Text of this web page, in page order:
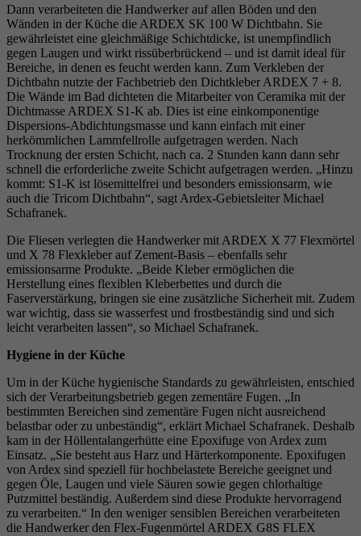
Dann verarbeiteten die Handwerker auf allen Böden und den
Wänden in der Küche die ARDEX SK 100 W Dichtbahn. Sie
gewährleistet eine gleichmäßige Schichtdicke, ist unempfindlich
gegen Laugen und wirkt rissüberbrückend – und ist damit ideal für
Bereiche, in denen es feucht werden kann. Zum Verkleben der
Dichtbahn nutzte der Fachbetrieb den Dichtkleber ARDEX 7 + 8.
Die Wände im Bad dichteten die Mitarbeiter von Ceramika mit der
Dichtmasse ARDEX S1-K ab. Dies ist eine einkomponentige
Dispersions-Abdichtungsmasse und kann einfach mit einer
herkömmlichen Lammfellrolle aufgetragen werden. Nach
Trocknung der ersten Schicht, nach ca. 2 Stunden kann dann sehr
schnell die erforderliche zweite Schicht aufgetragen werden. „Hinzu
kommt: S1-K ist lösemittelfrei und besonders emissionsarm, wie
auch die Tricom Dichtbahn“, sagt Ardex-Gebietsleiter Michael
Schafranek.
Die Fliesen verlegten die Handwerker mit ARDEX X 77 Flexmörtel
und X 78 Flexkleber auf Zement-Basis – ebenfalls sehr
emissionsarme Produkte. „Beide Kleber ermöglichen die
Herstellung eines flexiblen Kleberbettes und durch die
Faserverstärkung, bringen sie eine zusätzliche Sicherheit mit. Zudem
war wichtig, dass sie wasserfest und frostbeständig sind und sich
leicht verarbeiten lassen“, so Michael Schafranek.
Hygiene in der Küche
Um in der Küche hygienische Standards zu gewährleisten, entschied
sich der Verarbeitungsbetrieb gegen zementäre Fugen. „In
bestimmten Bereichen sind zementäre Fugen nicht ausreichend
belastbar oder zu unbeständig“, erklärt Michael Schafranek. Deshalb
kam in der Höllentalangerhütte eine Epoxifuge von Ardex zum
Einsatz. „Sie besteht aus Harz und Härterkomponente. Epoxifugen
von Ardex sind speziell für hochbelastete Bereiche geeignet und
gegen Öle, Laugen und viele Säuren sowie gegen chlorhaltige
Putzmittel beständig. Außerdem sind diese Produkte hervorragend
zu verarbeiten.“ In den weniger sensiblen Bereichen verarbeiteten
die Handwerker den Flex-Fugenmörtel ARDEX G8S FLEX